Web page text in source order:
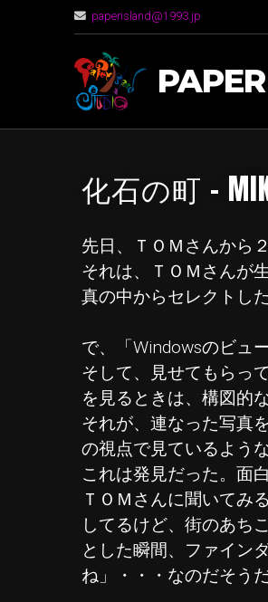
paperisland@1993.jp
化石の町 –
先日、ＴＯＭさんから
それは、ＴＯＭさんが
真の中からセレクトし
で、「Windowsのビュ
そして、見せてもらっ
を見るときは、構図的
それが、連なった写真
の視点で見ているよう
これは発見だった。面白
ＴＯＭさんに聞いてみ
してるけど、街のあち
とした瞬間、ファイン
ね」・・・なのだそうだ